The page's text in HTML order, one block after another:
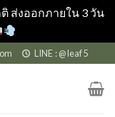
ส่งออกภายใน 3 วัน
LINE : @leaf5